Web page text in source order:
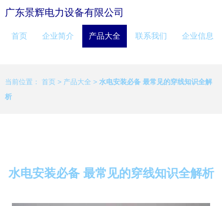
广东景辉电力设备有限公司
首页 企业简介 产品大全 联系我们 企业信息
当前位置： 首页 > 产品大全 > 水电安装必备 最常见的穿线知识全解
析
水电安装必备 最常见的穿线知识全解析